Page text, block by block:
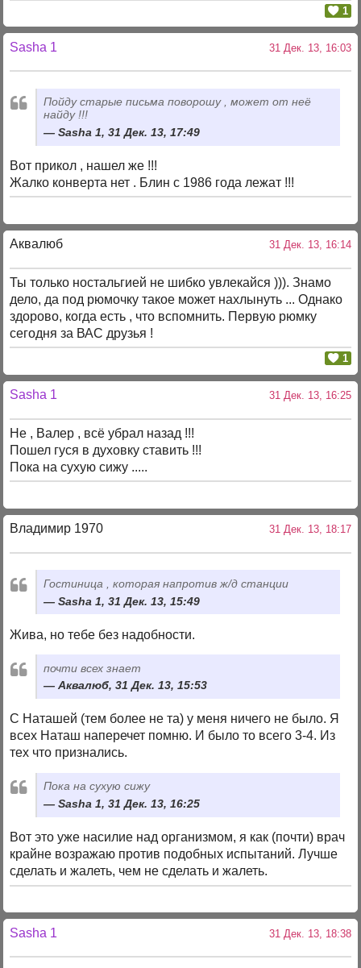
1
Sasha 1 31 Дек. 13, 16:03
Пойду старые письма поворошу , может от неё
найду !!!
Sasha 1, 31 Дек. 13, 17:49
Вот прикол , нашел же !!!
Жалко конверта нет . Блин с 1986 года лежат !!!
Аквалюб 31 Дек. 13, 16:14
Ты только ностальгией не шибко увлекайся ))). Знамо
дело, да под рюмочку такое может нахлынуть ... Однако
здорово, когда есть , что вспомнить. Первую рюмку
сегодня за ВАС друзья !
1
Sasha 1 31 Дек. 13, 16:25
Не , Валер , всё убрал назад !!!
Пошел гуся в духовку ставить !!!
Пока на сухую сижу .....
Владимир 1970 31 Дек. 13, 18:17
Гостиница , которая напротив ж/д станции
Sasha 1, 31 Дек. 13, 15:49
Жива, но тебе без надобности.
почти всех знает
Аквалюб, 31 Дек. 13, 15:53
С Наташей (тем более не та) у меня ничего не было. Я
всех Наташ наперечет помню. И было то всего 3-4. Из
тех что признались.
Пока на сухую сижу
Sasha 1, 31 Дек. 13, 16:25
Вот это уже насилие над организмом, я как (почти) врач
крайне возражаю против подобных испытаний. Лучше
сделать и жалеть, чем не сделать и жалеть.
Sasha 1 31 Дек. 13, 18:38